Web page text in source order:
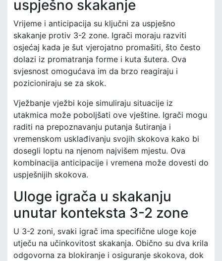
uspješno skakanje
Vrijeme i anticipacija su ključni za uspješno
skakanje protiv 3-2 zone. Igrači moraju razviti
osjećaj kada je šut vjerojatno promašiti, što često
dolazi iz promatranja forme i kuta šutera. Ova
svjesnost omogućava im da brzo reagiraju i
pozicioniraju se za skok.
Vježbanje vježbi koje simuliraju situacije iz
utakmica može poboljšati ove vještine. Igrači mogu
raditi na prepoznavanju putanja šutiranja i
vremenskom usklađivanju svojih skokova kako bi
dosegli loptu na njenom najvišem mjestu. Ova
kombinacija anticipacije i vremena može dovesti do
uspješnijih skokova.
Uloge igrača u skakanju
unutar konteksta 3-2 zone
U 3-2 zoni, svaki igrač ima specifične uloge koje
utječu na učinkovitost skakanja. Obično su dva krila
odgovorna za blokiranje i osiguranje skokova, dok